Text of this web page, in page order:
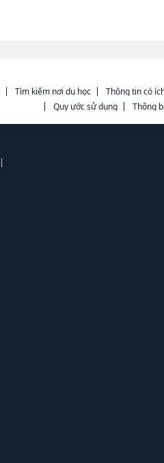
Tìm kiếm nơi du học Thông tin có
Quy ước sử dụng
Thông